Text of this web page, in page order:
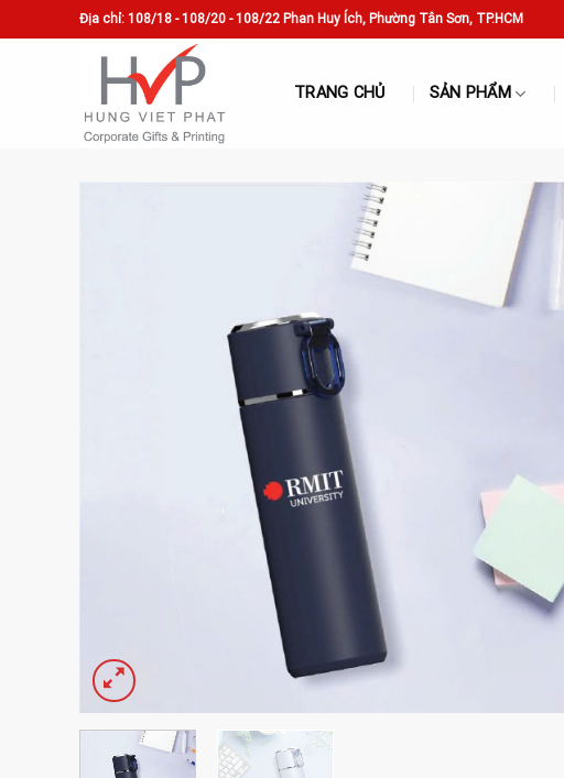
to
Địa chỉ: 108/18 - 108/20 - 108/22 Phan Huy Ích, Phường Tân Sơn, TP.HCM
TRANG CHỦ SẢN PHẨM